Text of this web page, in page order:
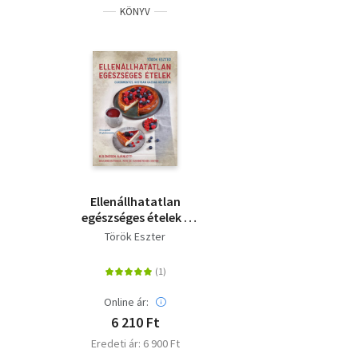
KÖNYV
Ellenállhatatlan
egészséges ételek -
Cukormentes, rostban
Török Eszter
Online ár:
6 210 Ft
Eredeti ár: 6 900 Ft